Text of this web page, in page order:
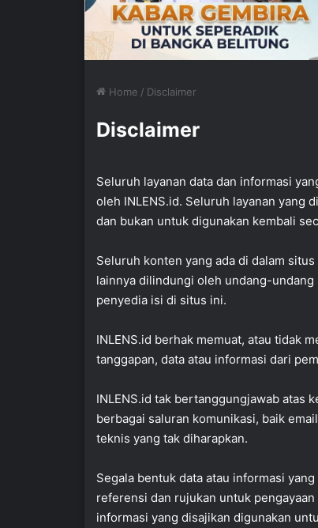
Home / Disclaimer
Disclaimer
Seluruh layanan data dan informasi
oleh INLENS.id. Seluruh layanan yang
dan bukan untuk digunakan kembali
Seluruh konten yang ada di dalam
lainnya dilindungi oleh undang-undang
penyedia isi di situs ini.
INLENS.id berhak memuat, atau tidak
tanggapan, data atau informasi dari
INLENS.id tak bertanggungjawab atas
berbagai saluran komunikasi, baik
teknis yang tak diharapkan.
Segala bentuk data atau informasi
referensi dan rujukan untuk
informasi yang disajikan digunakan